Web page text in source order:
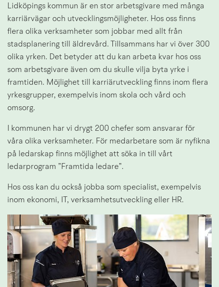
Lidköpings kommun är en stor arbetsgivare med många
karriärvägar och utvecklingsmöjligheter. Hos oss finns
flera olika verksamheter som jobbar med allt från
stadsplanering till äldrevård. Tillsammans har vi över 300
olika yrken. Det betyder att du kan arbeta kvar hos oss
som arbetsgivare även om du skulle vilja byta yrke i
framtiden. Möjlighet till karriärutveckling finns inom flera
yrkesgrupper, exempelvis inom skola och vård och
omsorg.
I kommunen har vi drygt 200 chefer som ansvarar för
våra olika verksamheter. För medarbetare som är nyfikna
på ledarskap finns möjlighet att söka in till vårt
ledarprogram ”Framtida ledare”.
Hos oss kan du också jobba som specialist, exempelvis
inom ekonomi, IT, verksamhetsutveckling eller HR.